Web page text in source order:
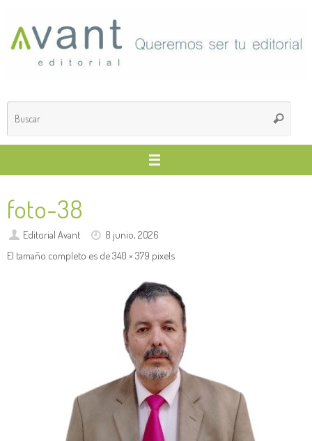
contenido
Buscar
foto-38
Editorial Avant
8 junio, 2026
El tamaño completo es de340 × 379 pixels